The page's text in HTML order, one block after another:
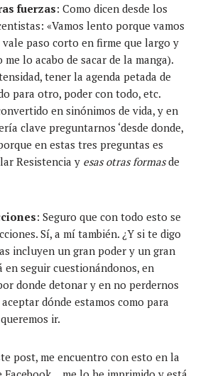
fuerzas: Como dicen desde los
«Vamos lento porque vamos
vale paso corto en firme que largo y
lo acabo de sacar de la manga).
tener la agenda petada de
para otro, poder con todo, etc.
en sinónimos de vida, y en
clave preguntarnos ‘desde donde,
porque en estas tres preguntas es
Resistencia y esas otras formasde
: Seguro que con todo esto se
Sí, a mí también. ¿Y si te digo
incluyen un gran poder y un gran
en seguir cuestionándonos, en
donde detonar y en no perdernos
dónde estamos como para
ir.
post, me encuentro con esto en la